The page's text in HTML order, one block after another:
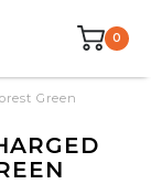
0
Green